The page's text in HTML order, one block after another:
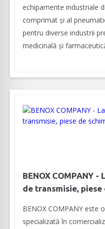
echipamente industriale
comprimat și al
pentru diverse industrii
medicinală și
BENOX COMPANY
de transmisie, piese
BENOX COMPANY este
specializată în